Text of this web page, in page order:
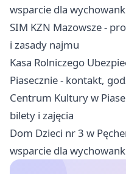
wsparcie dla
SIM KZN Mazowsze -
i zasady najmu
Kasa Rolniczego
Piasecznie - kontakt,
Centrum Kultury w
bilety i zajęcia
Dom Dzieci nr 3 w
wsparcie dla